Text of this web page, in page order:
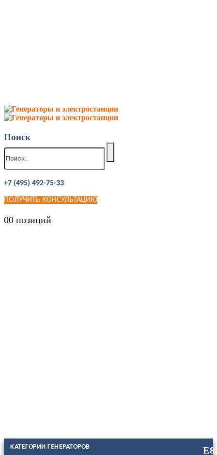
Поиск
+7 (495) 492-75-33
ПОЛУЧИТЬ КОНСУЛЬТАЦИЮ
00 позиций
КАТЕГОРИИ ГЕНЕРАТОРОВ